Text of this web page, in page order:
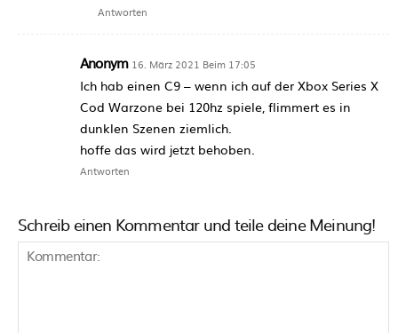
Antworten
Anonym 16. März 2021 Beim 17:05
Ich hab einen C9 – wenn ich auf der Xbox Series X
Cod Warzone bei 120hz spiele, flimmert es in
dunklen Szenen ziemlich.
hoffe das wird jetzt behoben.
Antworten
Schreib einen Kommentar und teile deine Meinung!